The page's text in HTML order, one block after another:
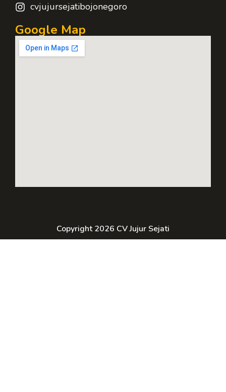
cvjujursejatibojonegoro
Google Map
Copyright 2026 CV Jujur Sejati